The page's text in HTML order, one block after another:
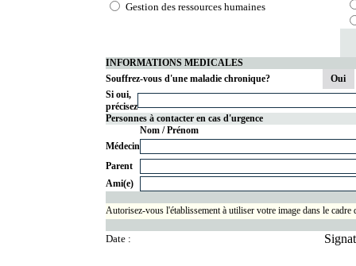
Gestion des ressources humaines
INFORMATIONS MEDICALES
Souffrez-vous d'une maladie chronique?
Oui
Si oui,
précisez
Personnes à contacter en cas d'urgence
Nom / Prénom
Médecin
Parent
Ami(e)
Autorisez-vous l'établissement à utiliser votre image dans le
Date :